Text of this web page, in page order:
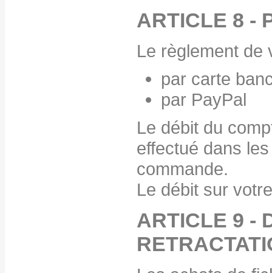
ARTICLE 8 -
Le règlement de
par carte
par PayPal
Le débit du
effectué dans
commande.
Le débit sur
ARTICLE 9 -